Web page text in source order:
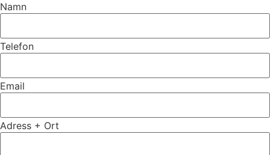
Namn
Telefon
Email
Adress + Ort